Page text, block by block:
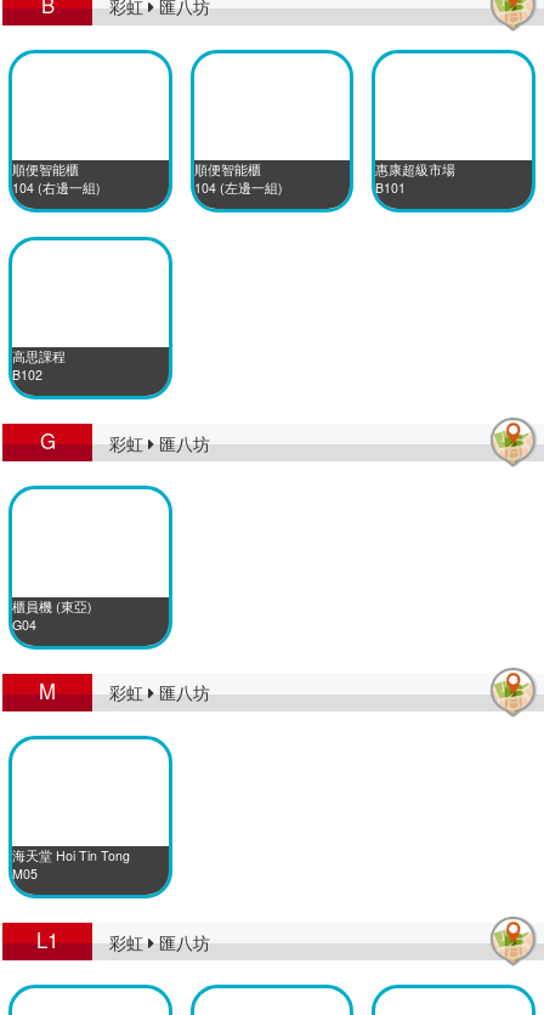
彩虹 匯八坊
順便智能櫃
104 (右邊一組)
順便智能櫃
104 (左邊一組)
惠康超級市場
B101
高思課程
B102
G 彩虹 匯八坊
櫃員機 (東亞)
G04
M 彩虹 匯八坊
海天堂 Hoi Tin Tong
M05
L1 彩虹 匯八坊